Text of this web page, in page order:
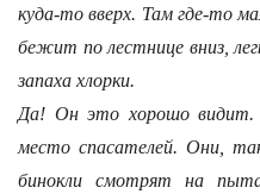
куда-то вверх. Там где-то
бежит по лестнице вниз,
запаха хлорки.
Да! Он это хорошо видит.
место спасателей. Они,
бинокли смотрят на